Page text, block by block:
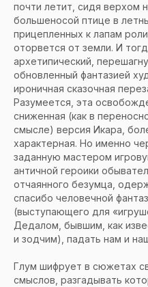
почти летит, сидя верхом
большеносой птице в
прицепленных к лапам
оторвется от земли. И
архетипический,
обновленный фантазией
ироничная сказочная
Разумеется, эта
сниженная (как в
смысле) версия Икара,
характерная. Но именно
заданную мастером
античной героики
отчаянного безумца,
спасибо человечной
(выступающего для
Дедалом, бывшим, как
и зодчим), падать нам и
Глум шифрует в сюжетах
смыслов, разгадывать